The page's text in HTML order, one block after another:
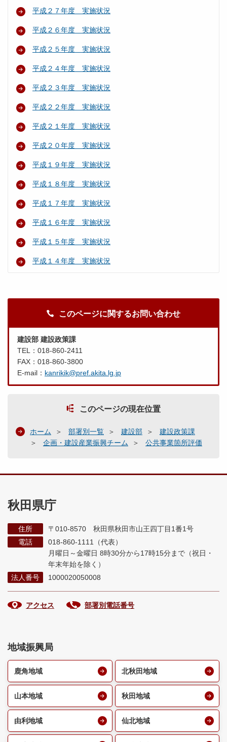
平成２７年度 実施状況
平成２６年度 実施状況
平成２５年度 実施状況
平成２４年度 実施状況
平成２３年度 実施状況
平成２２年度 実施状況
平成２１年度 実施状況
平成２０年度 実施状況
平成１９年度 実施状況
平成１８年度 実施状況
平成１７年度 実施状況
平成１６年度 実施状況
平成１５年度 実施状況
平成１４年度 実施状況
このページに関するお問い合わせ
建設部 建設政策課
TEL：018-860-2411
FAX：018-860-3800
E-mail： kanrikik@pref.akita.lg.jp
このページの現在位置
ホーム 部署別一覧 建設部
建設政策課
企画・建設産業振興チーム
公共事業箇所評価
秋田県庁
住所
〒010-8570 秋田県秋田市山王四丁目1番1号
電話
018-860-1111（代表）
月曜日～金曜日 8時30分から17時15分まで （祝日・
年末年始を除く）
法人番号
1000020050008
アクセス 部署別電話番号
地域振興局
鹿角地域 北秋田地域
山本地域 秋田地域
由利地域 仙北地域